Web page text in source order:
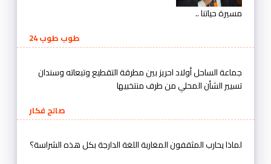
مسيرة حياتنا ..
طوب طوب 24
جماعة الساحل أولاد احريز بين مطرقة التقطيع وتبعاته وسندان
تسيير الشأن المحلي من طرف منتخبيها
صالح فكار
لماذا يحارب المثقفون المغاربة اللغة الدارجة بكل هذه الشراسة؟